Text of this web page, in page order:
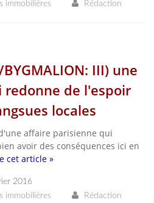
immobilières
Rédaction
BYGMALION: III) une
redonne de l'espoir
locales
affaire parisienne qui
avoir des conséquences ici en
cet article »
2016
immobilières
Rédaction